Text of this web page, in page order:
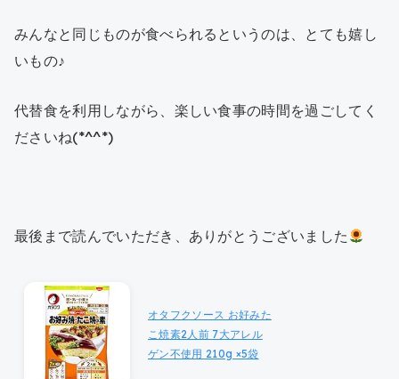
みんなと同じものが食べられるというのは、とても嬉し
いもの♪
代替食を利用しながら、楽しい食事の時間を過ごしてく
ださいね(*^^*)
最後まで読んでいただき、ありがとうございました
オタフクソース お好みた
こ焼素2人前 7大アレル
ゲン不使用 210g ×5袋